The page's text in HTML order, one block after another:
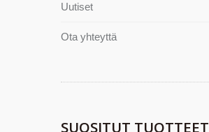
Uutiset
Ota yhteyttä
SUOSITUT TUOTTEET